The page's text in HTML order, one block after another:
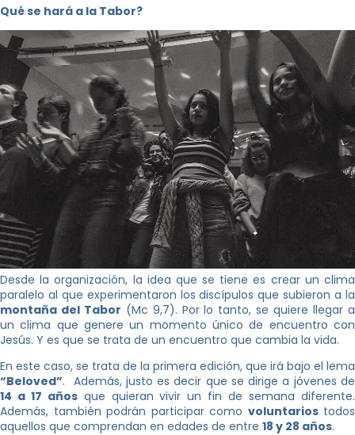
Qué se hará a la Tabor?
Desde la organización, la idea que se tiene es crear un clima
paralelo al que experimentaron los discípulos que subieron a la
montaña del Tabor (Mc 9,7). Por lo tanto, se quiere llegar a
un clima que genere un momento único de encuentro con
Jesús. Y es que se trata de un encuentro que cambia la vida.
En este caso, se trata de la primera edición, que irá bajo el lema
“Beloved”. Además, justo es decir que se dirige a jóvenes de
14 a 17 añosque quieran vivir un fin de semana diferente.
Además, también podrán participar como voluntariostodos
aquellos que comprendan en edades de entre 18 y 28 años.